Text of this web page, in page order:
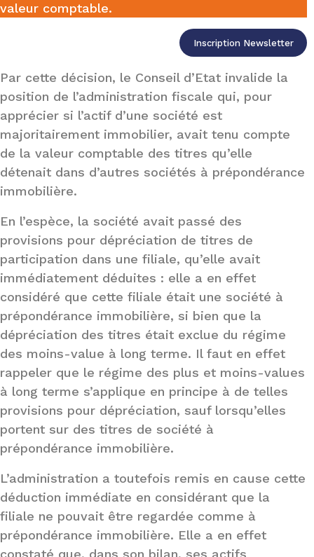
valeur comptable.
Inscription Newsletter
Par cette décision, le Conseil d’Etat invalide la
position de l’administration fiscale qui, pour
apprécier si l’actif d’une société est
majoritairement immobilier, avait tenu compte
de la valeur comptable des titres qu’elle
détenait dans d’autres sociétés à prépondérance
immobilière.
En l’espèce, la société avait passé des
provisions pour dépréciation de titres de
participation dans une filiale, qu’elle avait
immédiatement déduites : elle a en effet
considéré que cette filiale était une société à
prépondérance immobilière, si bien que la
dépréciation des titres était exclue du régime
des moins-value à long terme. Il faut en effet
rappeler que le régime des plus et moins-values
à long terme s’applique en principe à de telles
provisions pour dépréciation, sauf lorsqu’elles
portent sur des titres de société à
prépondérance immobilière.
L’administration a toutefois remis en cause cette
déduction immédiate en considérant que la
filiale ne pouvait être regardée comme à
prépondérance immobilière. Elle a en effet